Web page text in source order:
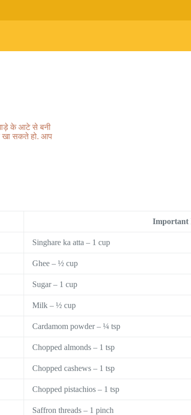
के आटे से बनी
खा सकते हो. आप
Important
Singhare ka atta – 1 cup
Ghee – ½ cup
Sugar – 1 cup
Milk – ½ cup
Cardamom powder – ¼ tsp
Chopped almonds – 1 tsp
Chopped cashews – 1 tsp
Chopped pistachios – 1 tsp
Saffron threads – 1 pinch